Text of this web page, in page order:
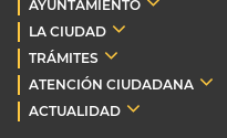
AYUNTAMIENTO
LA CIUDAD
TRÁMITES
ATENCIÓN CIUDADANA
ACTUALIDAD